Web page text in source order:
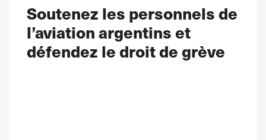
Soutenez les personnels de
l’aviation argentins et
défendez le droit de grève